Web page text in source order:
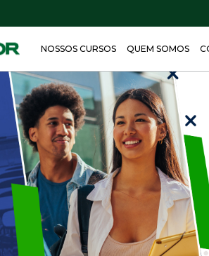
NOSSOS CURSOS QUEM SOMOS